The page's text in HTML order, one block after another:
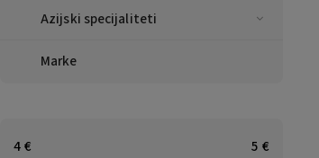
Azijski specijaliteti
Marke
4€ 5 €